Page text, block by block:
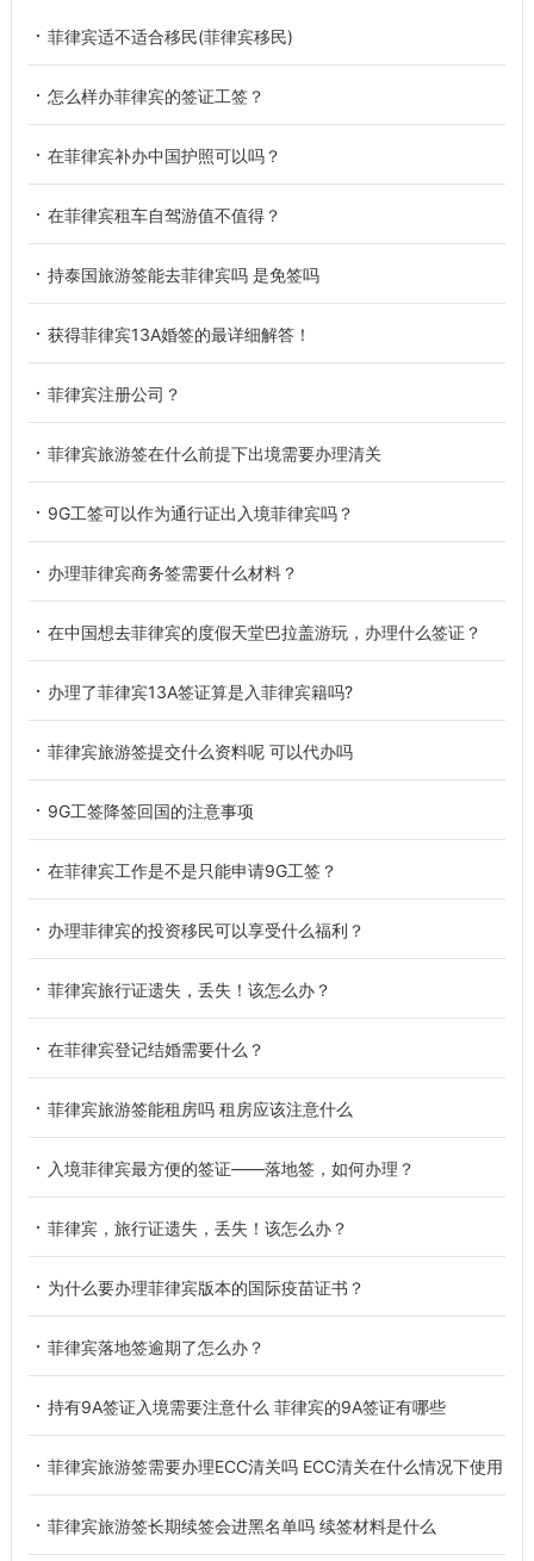
菲律宾适不适合移民(菲律宾移民)
怎么样办菲律宾的签证工签？
在菲律宾补办中国护照可以吗？
在菲律宾租车自驾游值不值得？
持泰国旅游签能去菲律宾吗 是免签吗
获得菲律宾13A婚签的最详细解答！
菲律宾注册公司？
菲律宾旅游签在什么前提下出境需要办理清关
9G工签可以作为通行证出入境菲律宾吗？
办理菲律宾商务签需要什么材料？
在中国想去菲律宾的度假天堂巴拉盖游玩，办理什么签证？
办理了菲律宾13A签证算是入菲律宾籍吗?
菲律宾旅游签提交什么资料呢 可以代办吗
9G工签降签回国的注意事项
在菲律宾工作是不是只能申请9G工签？
办理菲律宾的投资移民可以享受什么福利？
菲律宾旅行证遗失，丢失！该怎么办？
在菲律宾登记结婚需要什么？
菲律宾旅游签能租房吗 租房应该注意什么
入境菲律宾最方便的签证——落地签，如何办理？
菲律宾，旅行证遗失，丢失！该怎么办？
为什么要办理菲律宾版本的国际疫苗证书？
菲律宾落地签逾期了怎么办？
持有9A签证入境需要注意什么 菲律宾的9A签证有哪些
菲律宾旅游签需要办理ECC清关吗 ECC清关在什么情况下使用
菲律宾旅游签长期续签会进黑名单吗 续签材料是什么